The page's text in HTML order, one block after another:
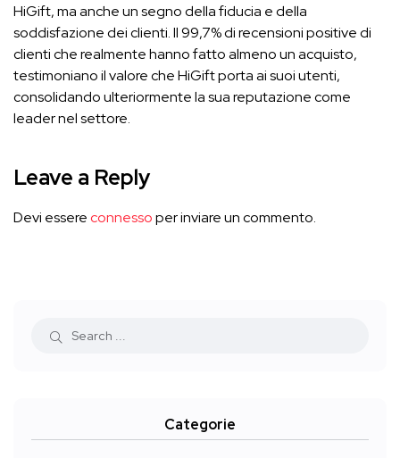
HiGift, ma anche un segno della fiducia e della
soddisfazione dei clienti. Il 99,7% di recensioni positive di
clienti che realmente hanno fatto almeno un acquisto,
testimoniano il valore che HiGift porta ai suoi utenti,
consolidando ulteriormente la sua reputazione come
leader nel settore.
Leave a Reply
Devi essereconnessoper inviare un commento.
Categorie